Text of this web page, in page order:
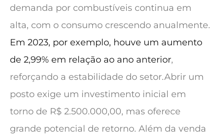
demanda por combustíveis continua em
alta, com o consumo crescendo anualmente.
Em 2023, por exemplo, houve um aumento
de 2,99% em relação ao ano anterior,
reforçando a estabilidade do setor.Abrir um
posto exige um investimento inicial em
torno de R$ 2.500.000,00, mas oferece
grande potencial de retorno. Além da venda